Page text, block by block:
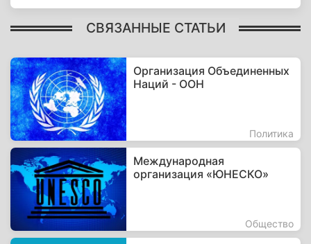
СВЯЗАННЫЕ СТАТЬИ
Организация Объединенных
Наций - ООН
Политика
Международная
организация «ЮНЕСКО»
Общество